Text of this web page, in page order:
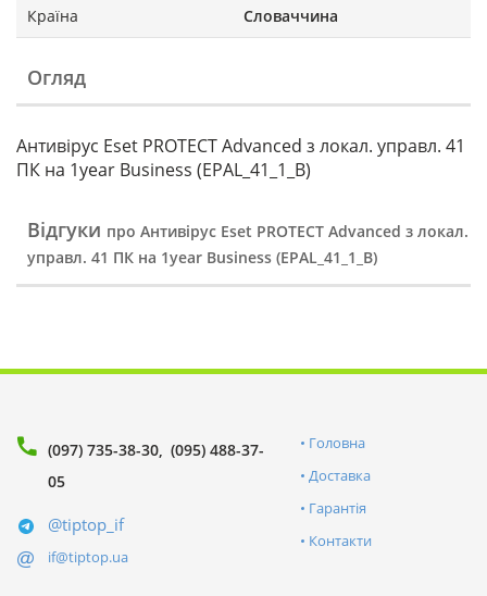
Країна Словаччина
Огляд
Антивірус Eset PROTECT Advanced з локал. управл. 41
ПК на 1year Business (EPAL_41_1_B)
Відгуки про Антивірус Eset PROTECT Advanced з локал.
управл. 41 ПК на 1year Business (EPAL_41_1_B)
(097) 735-38-30 (095) 488-37-
05
@tiptop_if
if@tiptop.ua
Головна
Доставка
Гарантія
Контакти